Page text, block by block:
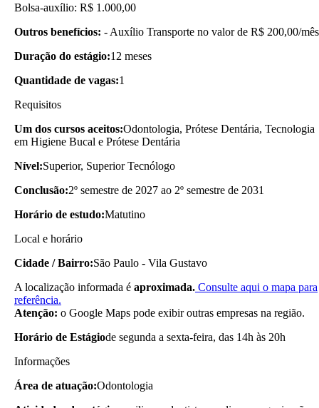
Bolsa-auxílio: R$ 1.000,00
Outros benefícios: - Auxílio Transporte no valor de R$ 200,00/
Duração do estágio:12 meses
Quantidade de vagas:1
Requisitos
Um dos cursos aceitos:Odontologia, Prótese Dentária, Tecnologia
em Higiene Bucal e Prótese Dentária
Nível:Superior, Superior Tecnólogo
Conclusão:2º semestre de 2027 ao 2º semestre de 2031
Horário de estudo:Matutino
Local e horário
Cidade / Bairro:São Paulo - Vila Gustavo
A localização informada é aproximada. Consulte aqui o mapa para
referência.
Atenção: o Google Maps pode exibir outras empresas na região.
Horário de Estágiode segunda a sexta-feira, das 14h às 20h
Informações
Área de atuação:Odontologia